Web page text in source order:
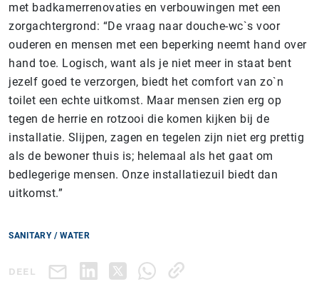
met badkamerrenovaties en verbouwingen met een
zorgachtergrond: “De vraag naar douche-wc`s voor
ouderen en mensen met een beperking neemt hand over
hand toe. Logisch, want als je niet meer in staat bent
jezelf goed te verzorgen, biedt het comfort van zo`n
toilet een echte uitkomst. Maar mensen zien erg op
tegen de herrie en rotzooi die komen kijken bij de
installatie. Slijpen, zagen en tegelen zijn niet erg prettig
als de bewoner thuis is; helemaal als het gaat om
bedlegerige mensen. Onze installatiezuil biedt dan
uitkomst.”
SANITARY / WATER
DEEL